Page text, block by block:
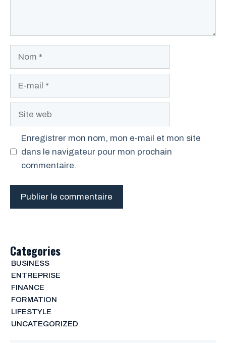
Enregistrer mon nom, mon e-mail et mon site
dans le navigateur pour mon prochain
commentaire.
Categories
BUSINESS
ENTREPRISE
FINANCE
FORMATION
LIFESTYLE
UNCATEGORIZED